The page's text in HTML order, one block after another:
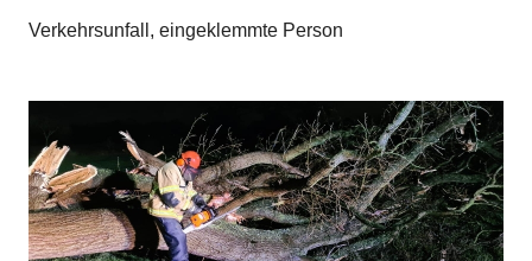
Verkehrsunfall, eingeklemmte Person